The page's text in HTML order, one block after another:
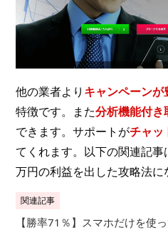
他の業者より キャンペーンが
特徴です。また分析機能付き
できます。サポートがチャッ
てくれます。以下の関連記
万円の利益を出した攻略法に
関連記事
【勝率71％】スマホだけを使